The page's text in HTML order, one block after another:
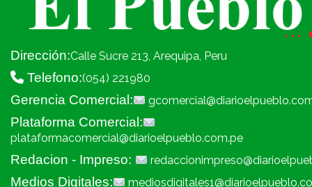
Dirección:Calle Sucre 213, Arequipa, Peru
Telefono:(054) 221980
Gerencia Comercial:
Plataforma Comercial:
plataformacomercial@diarioelpueblo.com.pe
Redacion - Impreso:
Medios Digitales: